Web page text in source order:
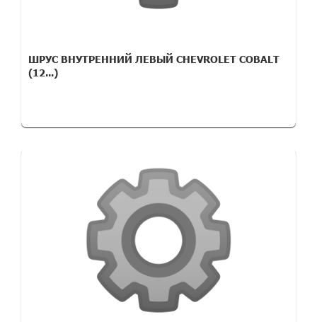
ШРУС ВНУТРЕННИЙ ЛЕВЫЙ CHEVROLET COBALT
(12...)